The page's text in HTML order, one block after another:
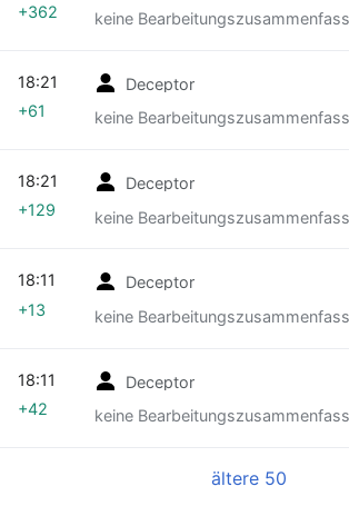
keine
+362
Deceptor
keine
18:21
+61
Deceptor
keine
18:21
+129
Deceptor
keine
18:11
+13
Deceptor
keine
18:11
+42
ältere 50